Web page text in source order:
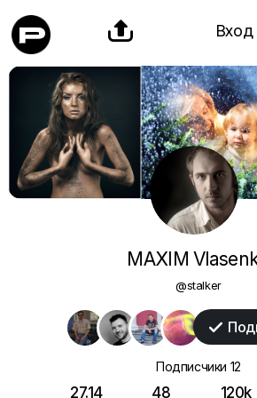
 Вход
MAXIM
@stalker

Подписчики 12
27.14 48 120k